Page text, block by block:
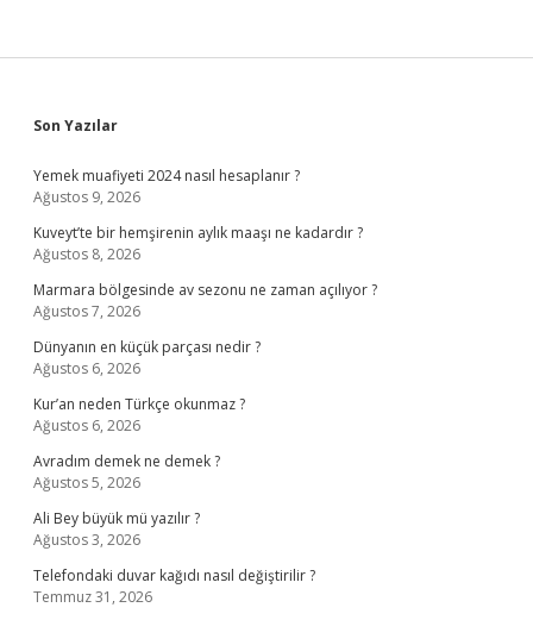
Sidebar
Son Yazılar
Yemek muafiyeti 2024 nasıl hesaplanır ?
Ağustos 9, 2026
Kuveyt’te bir hemşirenin aylık maaşı ne kadardır ?
Ağustos 8, 2026
Marmara bölgesinde av sezonu ne zaman açılıyor ?
Ağustos 7, 2026
Dünyanın en küçük parçası nedir ?
Ağustos 6, 2026
Kur’an neden Türkçe okunmaz ?
Ağustos 6, 2026
Avradım demek ne demek ?
Ağustos 5, 2026
Ali Bey büyük mü yazılır ?
Ağustos 3, 2026
Telefondaki duvar kağıdı nasıl değiştirilir ?
Temmuz 31, 2026